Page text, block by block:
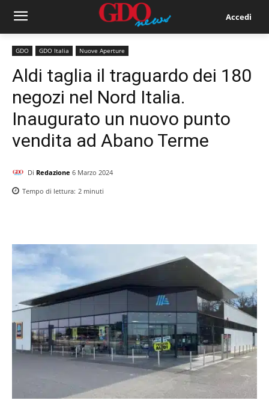
Accedi
GDO GDO Italia Nuove Aperture
Aldi taglia il traguardo dei 180
negozi nel Nord Italia.
Inaugurato un nuovo punto
vendita ad Abano Terme
Di Redazione 6 Marzo 2024
Tempo di lettura: 2 minuti